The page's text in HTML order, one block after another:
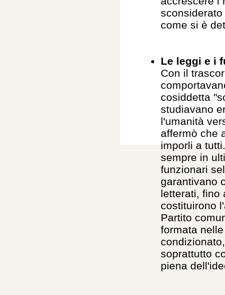
come si è
Le leggi e i
Con il
cosiddetta
studiavano
l'umanità
affermò che
imporli a
sempre in
funzionari
garantivano
letterati, fino
costituirono
Partito
formata
soprattutto
piena